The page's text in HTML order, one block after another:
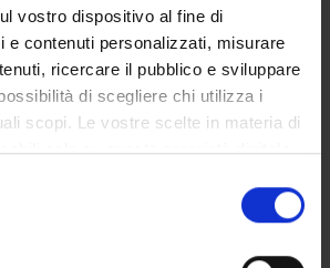
vostro dispositivo al fine di
e contenuti personalizzati, misurare
ricercare il pubblico e sviluppare
di scegliere chi utilizza i
scopi. Le vostre scelte in materia di
solo su questa proprietà digitale
il proprio consenso in qualsiasi
sui cookie o facendo clic
proposals
experiences abroad